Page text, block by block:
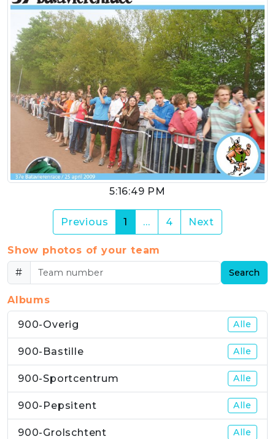
5:16:49 PM
Previous 1 (current)
… 4 Next
Show photos of your team
#
Search
Albums
900-Overig Alle
900-Bastille Alle
900-Sportcentrum Alle
900-Pepsitent Alle
900-Grolschtent Alle